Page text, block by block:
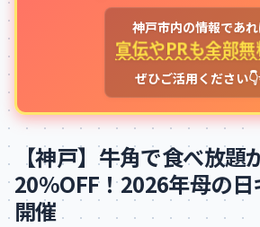
神戸市内の情報であ
宣伝やPRも全部無
ぜひご活用ください
【神戸】牛角で食べ放題
20%OFF！2026年母の
開催
コメントを投稿するにはログインが必要で